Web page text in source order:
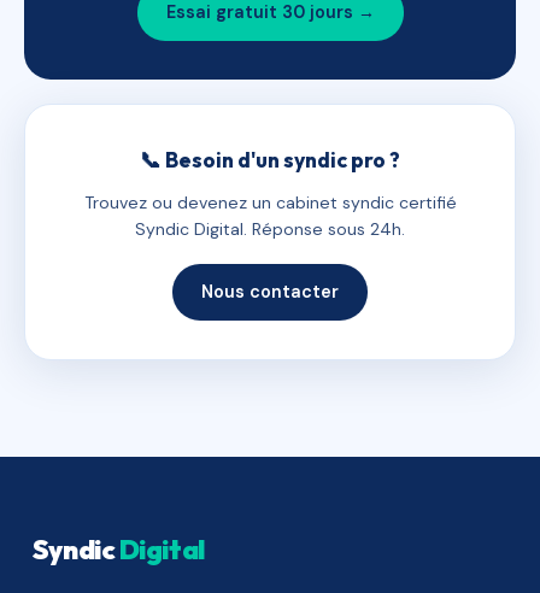
Essai gratuit 30 jours →
📞 Besoin d'un syndic pro ?
Trouvez ou devenez un cabinet syndic certifié
Syndic Digital. Réponse sous 24h.
Nous contacter
SyndicDigital